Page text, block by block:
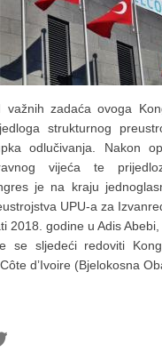
zadaća ovoga
strukturnog
odlučivanja. Nakon
vijeća te
je na kraju
UPU-a za
2018. godine u Adis
se sljedeći redoviti
dʼIvoire (Bjelokosna